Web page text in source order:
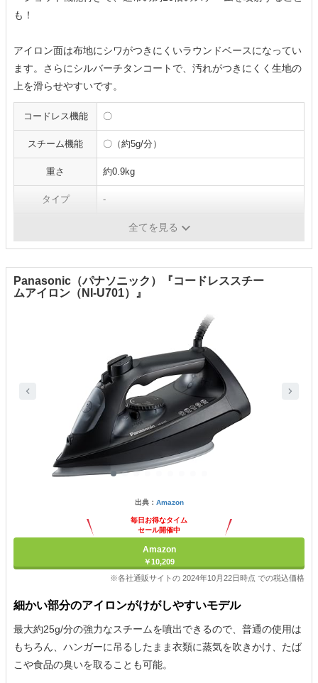
も！
アイロン面は布地にシワがつきにくいラウンドベースになってい
ます。さらにシルバーチタンコートで、汚れがつきにくく生地の
上を滑らせやすいです。
コードレス機能 〇
スチーム機能 〇（約5g/分）
重さ 約0.9kg
タイプ -
全てを見る
Panasonic（パナソニック）『コードレススチー
ムアイロン（NI-U701）』
出典： Amazon
毎日お得なタイム
セール開催中
Amazon
￥10,209
※各社通販サイトの 2024年10月22日時点 での税込価格
細かい部分のアイロンがけがしやすいモデル
最大約25g/分の強力なスチームを噴出できるので、普通の使用は
もちろん、ハンガーに吊るしたまま衣類に蒸気を吹きかけ、たば
こや食品の臭いを取ることも可能。